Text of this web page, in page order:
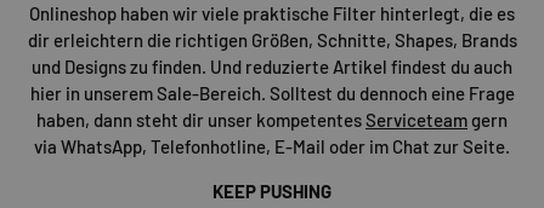
Onlineshop haben wir viele praktische Filter hinterlegt, die es
dir erleichtern die richtigen Größen, Schnitte, Shapes, Brands
und Designs zu finden. Und reduzierte Artikel findest du auch
hier in unserem Sale-Bereich. Solltest du dennoch eine Frage
haben, dann steht dir unser kompetentesServiceteamgern
via WhatsApp, Telefonhotline, E-Mail oder im Chat zur Seite.
KEEP PUSHING